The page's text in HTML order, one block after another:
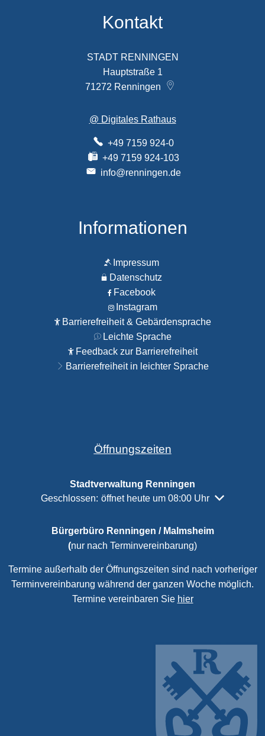
Kontakt
STADT RENNINGEN
Hauptstraße 1
71272 Renningen
@ Digitales Rathaus
+49 7159 924-0
+49 7159 924-103
info@renningen.de
Informationen
Impressum
Datenschutz
Facebook
Instagram
Barrierefreiheit & Gebärdensprache
Leichte Sprache
Feedback zur Barrierefreiheit
Barrierefreiheit in leichter Sprache
Öffnungszeiten
Stadtverwaltung Renningen
Klicken, um weitere Öffnungs- oder Schließzeiten
Geschlossen: öffnet heute um 08:00 Uhr
Bürgerbüro Renningen / Malmsheim
(nur nach Terminvereinbarung)
Termine außerhalb der Öffnungszeiten sind nach vorheriger
Terminvereinbarung während der ganzen Woche möglich.
Termine vereinbaren Sie hier